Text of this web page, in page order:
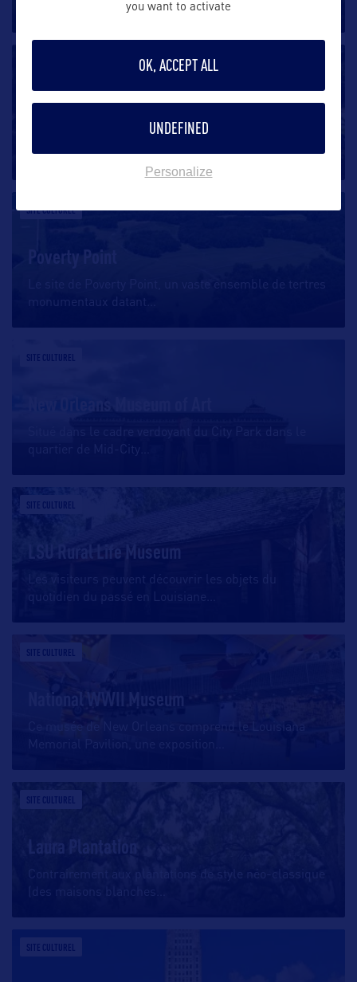
Les plantations de Louisiane
Parmi les plus connues, citons Laura Plantation et
Oak Alley Plantation…
SITE CULTUREL
Poverty Point
Le site de Poverty Point, un vaste ensemble de tertres
monumentaux datant
SITE CULTUREL
quartier de Mid-City
SITE CULTUREL
LSU Rural Life Museum
Les visiteurs peuvent découvrir les objets du
quotidien du passé en Louisiane
SITE CULTUREL
National WWII Museum
Ce musée de New Orleans comprend le Louisiana
SITE CULTUREL
Laura Plantation
Contrairement aux plantations de style néo-classique
(des maisons blanches
SITE CULTUREL
you want to activate
OK, ACCEPT ALL
UNDEFINED
Personalize